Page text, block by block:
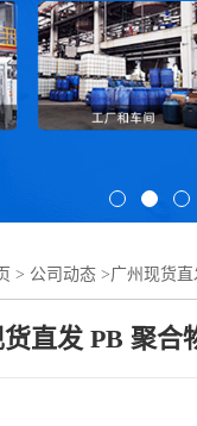
> 公司动态 >广州现货
直发 PB 聚合